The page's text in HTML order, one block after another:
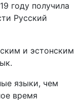
году получила
Русский
и эстонским
языки, чем
время